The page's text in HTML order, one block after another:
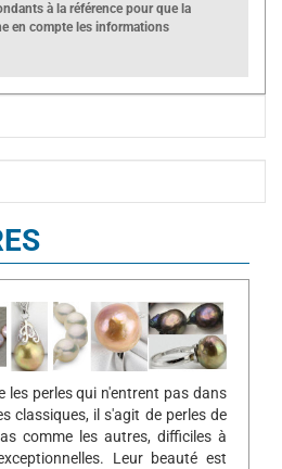
à la référence pour que la
en compte les informations
les perles qui n'entrent pas dans
classiques, il s'agit de perles de
comme les autres, difficiles à
Leur beauté est